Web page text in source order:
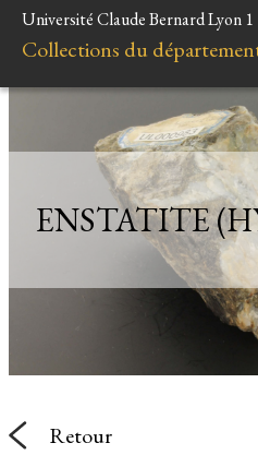
Université Claude Bernard Lyon 1
Collections du
ENSTATITE
Retour